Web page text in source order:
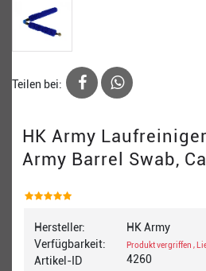
Teilen bei:
HK Army
Army Barrel Swab,
Hersteller:
Verfügbarkeit:
Artikel-ID
HK Army
Produkt vergriffen ,
4260